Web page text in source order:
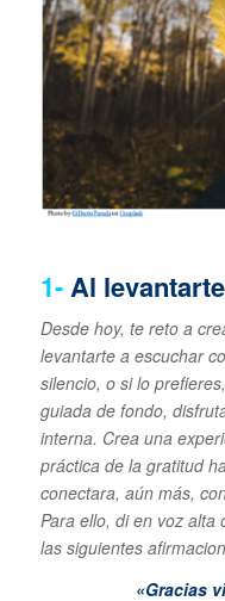
1-Al levantarte
Desde hoy, te reto a
levantarte a escuchar
silencio, o si lo
guiada de fondo,
interna. Crea una
práctica de la gratitud
conectara, aún más,
Para ello, di en voz alta
las siguientes
«Gracias